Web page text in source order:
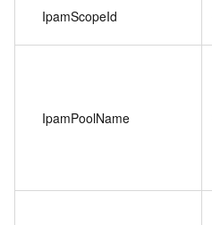
IpamScopeId
IpamPoolName